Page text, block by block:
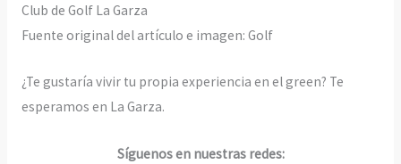
Club de Golf La Garza
Fuente original del artículo e imagen: Golf
¿Te gustaría vivir tu propia experiencia en el green? Te
esperamos en La Garza.
Síguenos en nuestras redes: